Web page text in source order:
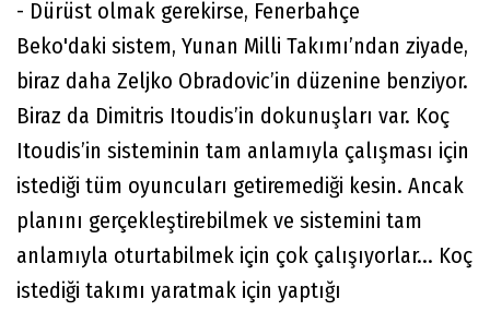
- Dürüst olmak gerekirse, Fenerbahçe
Beko'daki sistem, Yunan Milli Takımı’ndan ziyade,
biraz daha Zeljko Obradovic’in düzenine benziyor.
Biraz da Dimitris Itoudis’in dokunuşları var. Koç
Itoudis’in sisteminin tam anlamıyla çalışması için
istediği tüm oyuncuları getiremediği kesin. Ancak
planını gerçekleştirebilmek ve sistemini tam
anlamıyla oturtabilmek için çok çalışıyorlar... Koç
istediği takımı yaratmak için yaptığı